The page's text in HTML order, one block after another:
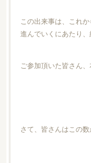
この出来事は、これ
進んでいくにあたり、
ご参加頂いた皆さん
さて、皆さんはこの